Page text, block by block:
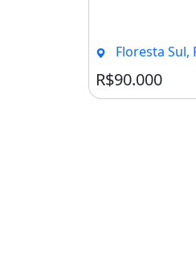
Floresta Sul, Rio
R$90.000